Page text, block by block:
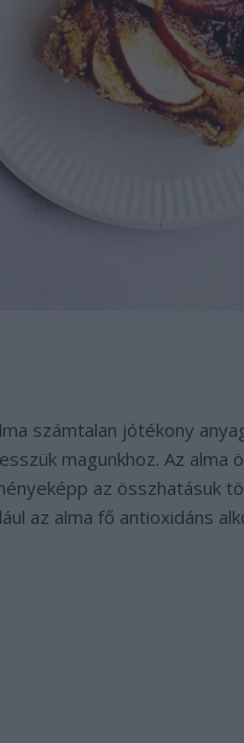
számtalan jótékony
magunkhoz. Az alma
az összhatásuk
az alma fő antioxidáns